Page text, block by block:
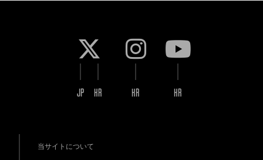
JP KR KR KR
当サイトについて